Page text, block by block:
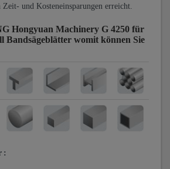
Zeit- und Kosteneinsparungen erreicht.
Hongyuan Machinery G 4250 für
Bandsägeblätter womit können Sie
: